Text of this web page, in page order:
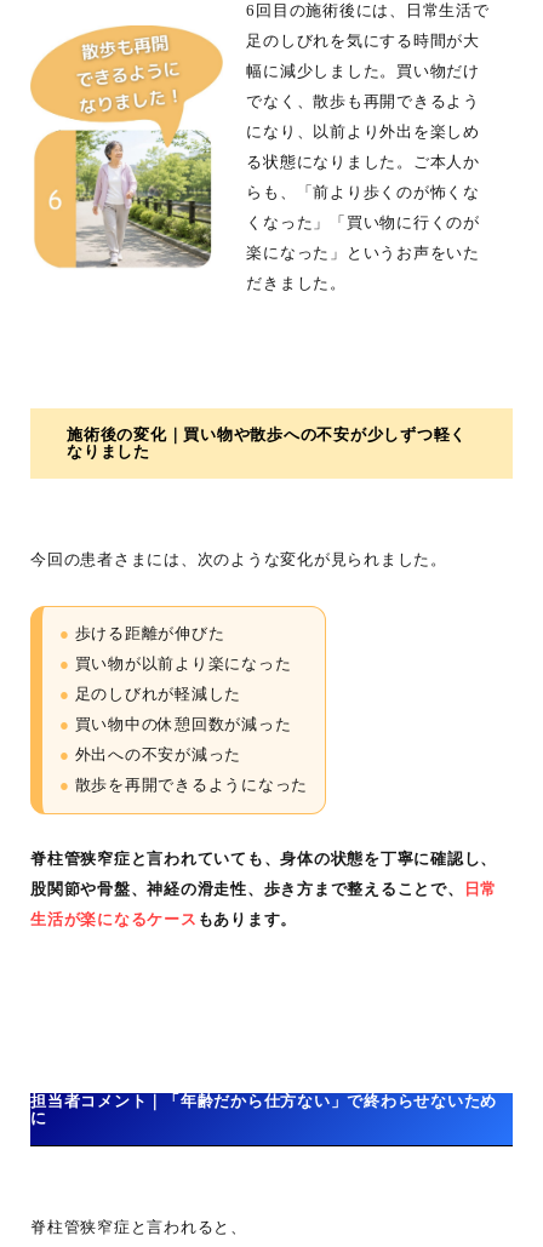
6回目の施術後には、日常生活で
足のしびれを気にする時間が大
幅に減少しました。買い物だけ
でなく、散歩も再開できるよう
になり、以前より外出を楽しめ
る状態になりました。ご本人か
らも、「前より歩くのが怖くな
くなった」「買い物に行くのが
楽になった」というお声をいた
だきました。
施術後の変化｜買い物や散歩への不安が少しずつ軽く
なりました
今回の患者さまには、次のような変化が見られました。
● 歩ける距離が伸びた
● 買い物が以前より楽になった
● 足のしびれが軽減した
● 買い物中の休憩回数が減った
● 外出への不安が減った
● 散歩を再開できるようになった
脊柱管狭窄症と言われていても、身体の状態を丁寧に確認し、
股関節や骨盤、神経の滑走性、歩き方まで整えることで、
日常
生活が楽になるケース もあります。
担当者コメント｜「年齢だから仕方ない」で終わらせないため
に
脊柱管狭窄症と言われると、